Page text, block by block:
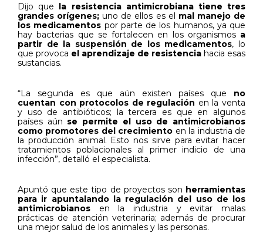
Dijo que la resistencia antimicrobiana tiene tres
grandes orígenes; uno de ellos es el mal manejo de
los medicamentos por parte de los humanos, ya que
hay bacterias que se fortalecen en los organismos a
partir de la suspensión de los medicamentos, lo
que provoca el aprendizaje de resistencia hacia esas
sustancias.
“La segunda es que aún existen países que no
cuentan con protocolos de regulación en la venta
y uso de antibióticos; la tercera es que en algunos
países aún se permite el uso de antimicrobianos
como promotores del crecimiento en la industria de
la producción animal. Esto nos sirve para evitar hacer
tratamientos poblacionales al primer indicio de una
infección”, detalló el especialista.
Apuntó que este tipo de proyectos son herramientas
para ir apuntalando la regulación del uso de los
antimicrobianos en la industria y evitar malas
prácticas de atención veterinaria; además de procurar
una mejor salud de los animales y las personas.